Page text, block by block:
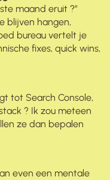
maand eruit ?”
blijven hangen,
bureau vertelt je
fixes, quick wins,
tot Search Console,
? Ik zou meteen
ze dan bepalen
even een mentale